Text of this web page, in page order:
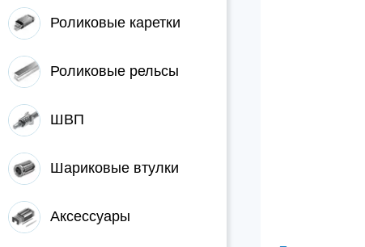
Роликовые каретки
Роликовые рельсы
ШВП
Шариковые втулки
Аксессуары